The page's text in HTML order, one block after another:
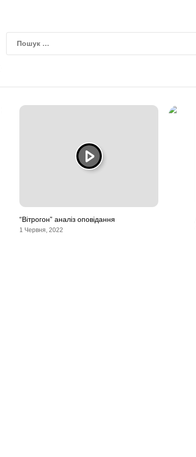
“Вітрогон” аналіз оповідання
1 Червня, 2022